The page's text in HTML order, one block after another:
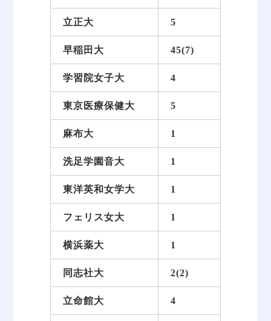
立正大 5
早稲田大 45(7)
学習院女子大 4
東京医療保健大 5
麻布大 1
洗足学園音大 1
東洋英和女学大 1
フェリス女大 1
横浜薬大 1
同志社大 2(2)
立命館大 4